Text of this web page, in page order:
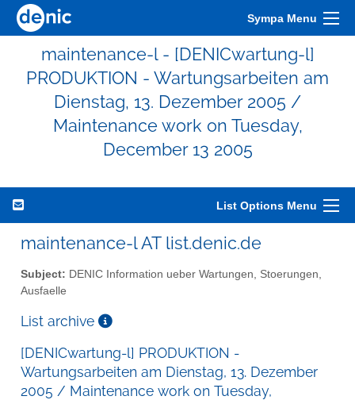
Sympa Menu
maintenance-l - [DENICwartung-l]
PRODUKTION - Wartungsarbeiten am
Dienstag, 13. Dezember 2005 /
Maintenance work on Tuesday,
December 13 2005
List Options Menu
maintenance-l AT list.denic.de
Subject: DENIC Information ueber Wartungen, Stoerungen,
Ausfaelle
List archive
[DENICwartung-l] PRODUKTION -
Wartungsarbeiten am Dienstag, 13. Dezember
2005 / Maintenance work on Tuesday,